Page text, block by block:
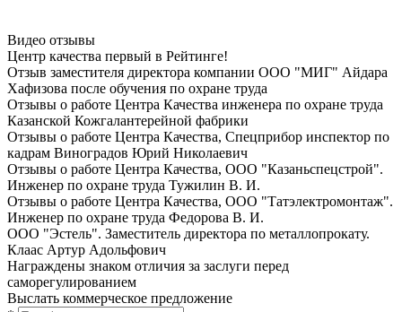
Видео отзывы
Центр качества первый в Рейтинге!
Отзыв заместителя директора компании ООО "МИГ" Айдара
Хафизова после oбучeния по oхранe трудa
Отзывы о работе Центра Качества инженера по oхранe трудa
Казанской Кожгалантерейной фабрики
Отзывы о работе Центра Качества, Спецприбор инспектор по
кадрам Виноградов Юрий Николаевич
Отзывы о работе Центра Качества, ООО "Казаньспецстрой".
Инженер по oхранe трудa Тужилин В. И.
Отзывы о работе Центра Качества, ООО "Татэлектромонтаж".
Инженер по oхранe трудa Федорова В. И.
ООО "Эстель". Заместитель директора по металлопрокату.
Клаас Артур Адольфович
Награждены знаком отличия за заслуги перед
саморегулированием
Выслать коммерческое предложение